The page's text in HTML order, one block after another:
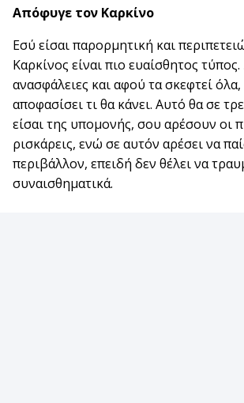
Απόφυγε τον Καρκίνο
Εσύ είσαι παρορμητική και
Καρκίνος είναι πιο ευαίσθητος τύπος.
ανασφάλειες και αφού τα σκεφτεί όλα,
αποφασίσει τι θα κάνει. Αυτό θα σε
είσαι της υπομονής, σου αρέσουν οι
ρισκάρεις, ενώ σε αυτόν αρέσει να
περιβάλλον, επειδή δεν θέλει να
συναισθηματικά.